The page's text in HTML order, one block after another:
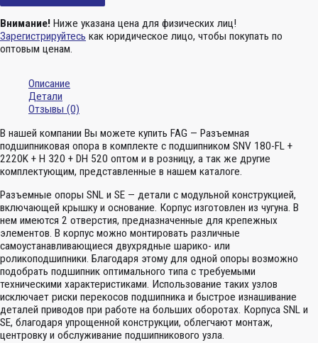
Внимание! Ниже указана цена для физических лиц!
Зарегистрируйтесь как юридическое лицо, чтобы покупать по
оптовым ценам.
Описание
Детали
Отзывы (0)
В нашей компании Вы можете купить FAG — Разъемная
подшипниковая опора в комплекте с подшипником SNV 180-FL +
2220K + H 320 + DH 520 оптом и в розницу, а так же другие
комплектующим, представленные в нашем каталоге.
Разъемные опоры SNL и SE — детали с модульной конструкцией,
включающей крышку и основание. Корпус изготовлен из чугуна. В
нем имеются 2 отверстия, предназначенные для крепежных
элементов. В корпус можно монтировать различные
самоустанавливающиеся двухрядные шарико- или
роликоподшипники. Благодаря этому для одной опоры возможно
подобрать подшипник оптимального типа с требуемыми
техническими характеристиками. Использование таких узлов
исключает риски перекосов подшипника и быстрое изнашивание
деталей приводов при работе на больших оборотах. Корпуса SNL и
SE, благодаря упрощенной конструкции, облегчают монтаж,
центровку и обслуживание подшипникового узла.